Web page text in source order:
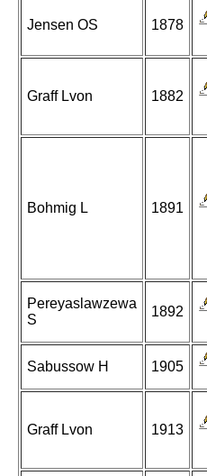
Jensen OS 1878
Graff Lvon 1882
Bohmig L 1891
Pereyaslawzewa
S
1892
Sabussow H 1905
Graff Lvon 1913